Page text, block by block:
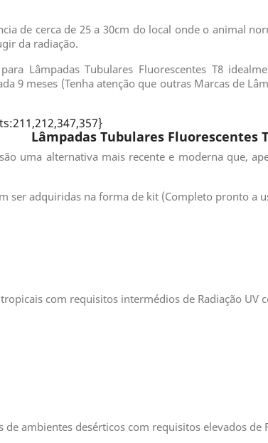
de cerca de 25 a 30cm do local onde o animal
da radiação.
Lâmpadas Tubulares Fluorescentes T8
9 meses (Tenha atenção que outras Marcas de
Lâmpadas Tubulares Fluorescentes
uma alternativa mais recente e moderna que,
ser adquiridas na forma de kit (Completo pronto a
com requisitos intermédios de Radiação UV
de ambientes desérticos com requisitos elevados de